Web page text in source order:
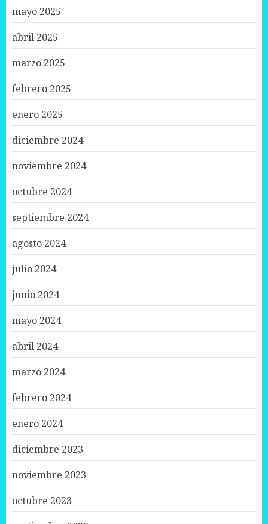
mayo 2025
abril 2025
marzo 2025
febrero 2025
enero 2025
diciembre 2024
noviembre 2024
octubre 2024
septiembre 2024
agosto 2024
julio 2024
junio 2024
mayo 2024
abril 2024
marzo 2024
febrero 2024
enero 2024
diciembre 2023
noviembre 2023
octubre 2023